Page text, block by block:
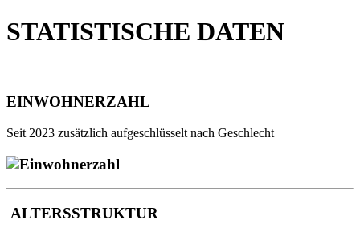
STATISTISCHE DATEN
EINWOHNERZAHL
Seit 2023 zusätzlich aufgeschlüsselt nach Geschlecht
ALTERSSTRUKTUR